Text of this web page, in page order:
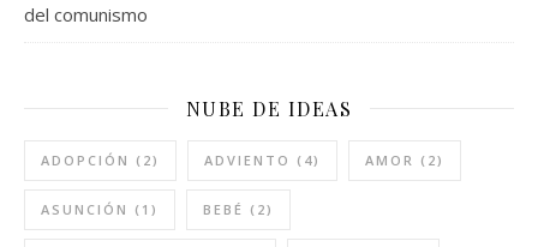
del comunismo
NUBE DE IDEAS
ADOPCIÓN (2) ADVIENTO (4) AMOR (2)
ASUNCIÓN (1) BEBÉ (2)